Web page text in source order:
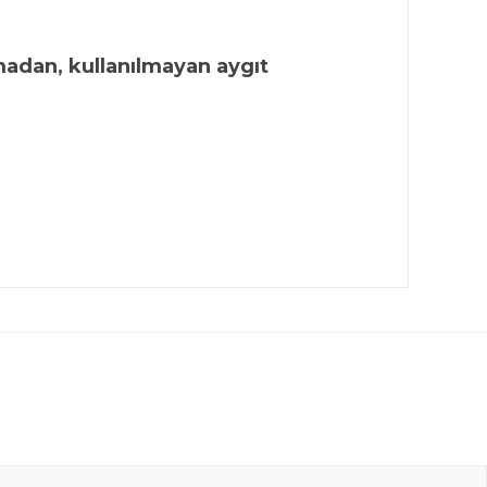
kullanılmayan aygıt